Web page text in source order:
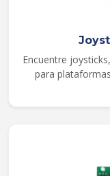
Encuentre
para